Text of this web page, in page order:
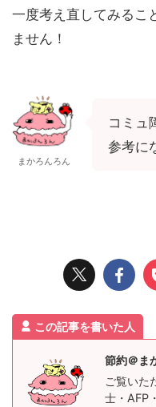
一度考え直してみるこ
ません！
まかろんろん
コミュ
参考に
この記事を書いた人
節約＠ま
ご覧いた
士・AFP